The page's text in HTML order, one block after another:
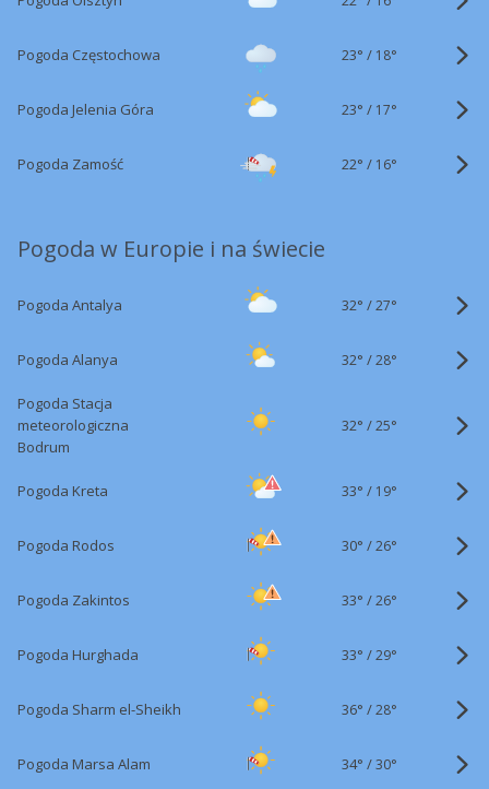
Pogoda Częstochowa 23° / 18°
Pogoda Jelenia Góra 23° / 17°
Pogoda Zamość 22° / 16°
Pogoda w Europie i na świecie
Pogoda Antalya 32° /27°
Pogoda Alanya 32° /28°
Pogoda Stacja
meteorologiczna
Bodrum
32° /25°
Pogoda Kreta 33° / 19°
Pogoda Rodos 30° /26°
Pogoda Zakintos 33° /26°
Pogoda Hurghada 33° /29°
Pogoda Sharm el-Sheikh 36° /28°
Pogoda Marsa Alam 34° /30°